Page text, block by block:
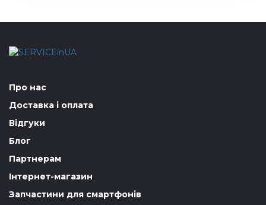
Про нас
Доставка і оплата
Відгуки
Блог
Партнерам
Інтернет-магазин
Запчастини для смартфонів